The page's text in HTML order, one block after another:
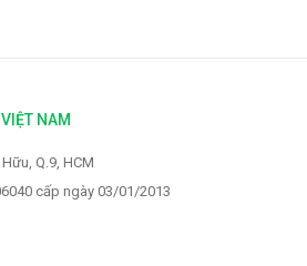
NAM
Q.9, HCM
cấp ngày 03/01/2013